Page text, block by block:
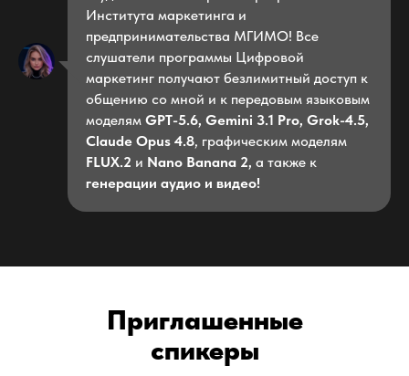
Института маркетинга и
предпринимательства МГИМО! Все
слушатели программы Цифровой
маркетинг получают безлимитный доступ к
общению со мной и к передовым языковым
моделям GPT-5.6, Gemini 3.1 Pro, Grok-4.5,
Claude Opus 4.8, графическим моделям
FLUX.2 и Nano Banana 2, а также к
генерации аудио и видео!
Приглашенные
спикеры